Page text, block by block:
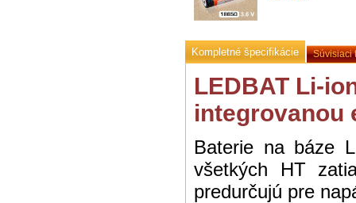
Kompletné špecifikácie Súvisiaci
LEDBAT Li-
integrovanou
Baterie na báze
všetkých HT
predurčujú pre